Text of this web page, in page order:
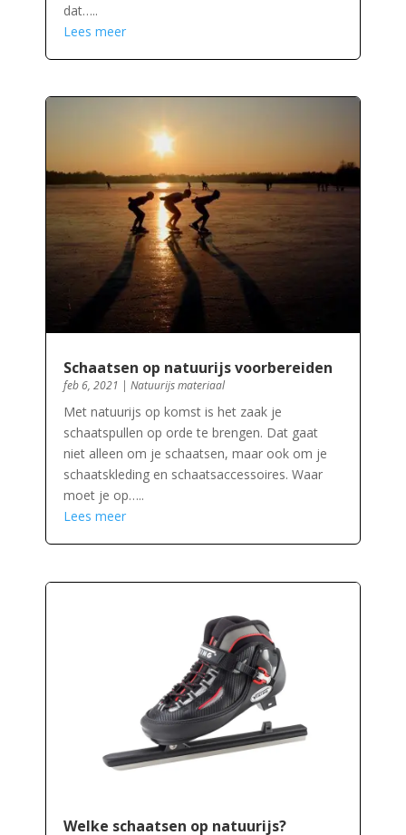
dat…..
Lees meer
Schaatsen op natuurijs voorbereiden
feb 6, 2021 | Natuurijs materiaal
Met natuurijs op komst is het zaak je
schaatspullen op orde te brengen. Dat gaat
niet alleen om je schaatsen, maar ook om je
schaatskleding en schaatsaccessoires. Waar
moet je op…..
Lees meer
Welke schaatsen op natuurijs?